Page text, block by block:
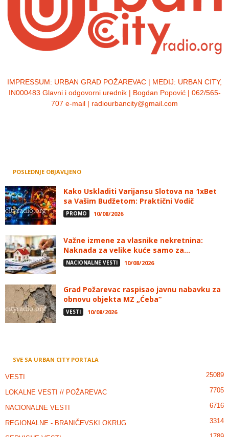
IMPRESSUM: URBAN GRAD POŽAREVAC | MEDIJ: URBAN CITY,
IN000483 Glavni i odgovorni urednik | Bogdan Popović | 062/565-
707 e-mail | radiourbancity@gmail.com
POSLEDNJE OBJAVLJENO
Kako Uskladiti Varijansu Slotova na 1xBet
sa Vašim Budžetom: Praktični Vodič
PROMO 10/08/2026
Važne izmene za vlasnike nekretnina:
Naknada za velike kuće samo za...
NACIONALNE VESTI 10/08/2026
Grad Požarevac raspisao javnu nabavku za
obnovu objekta MZ „Ćeba“
VESTI 10/08/2026
SVE SA URBAN CITY PORTALA
VESTI 25089
LOKALNE VESTI // POŽAREVAC 7705
NACIONALNE VESTI 6716
REGIONALNE - BRANIČEVSKI OKRUG 3314